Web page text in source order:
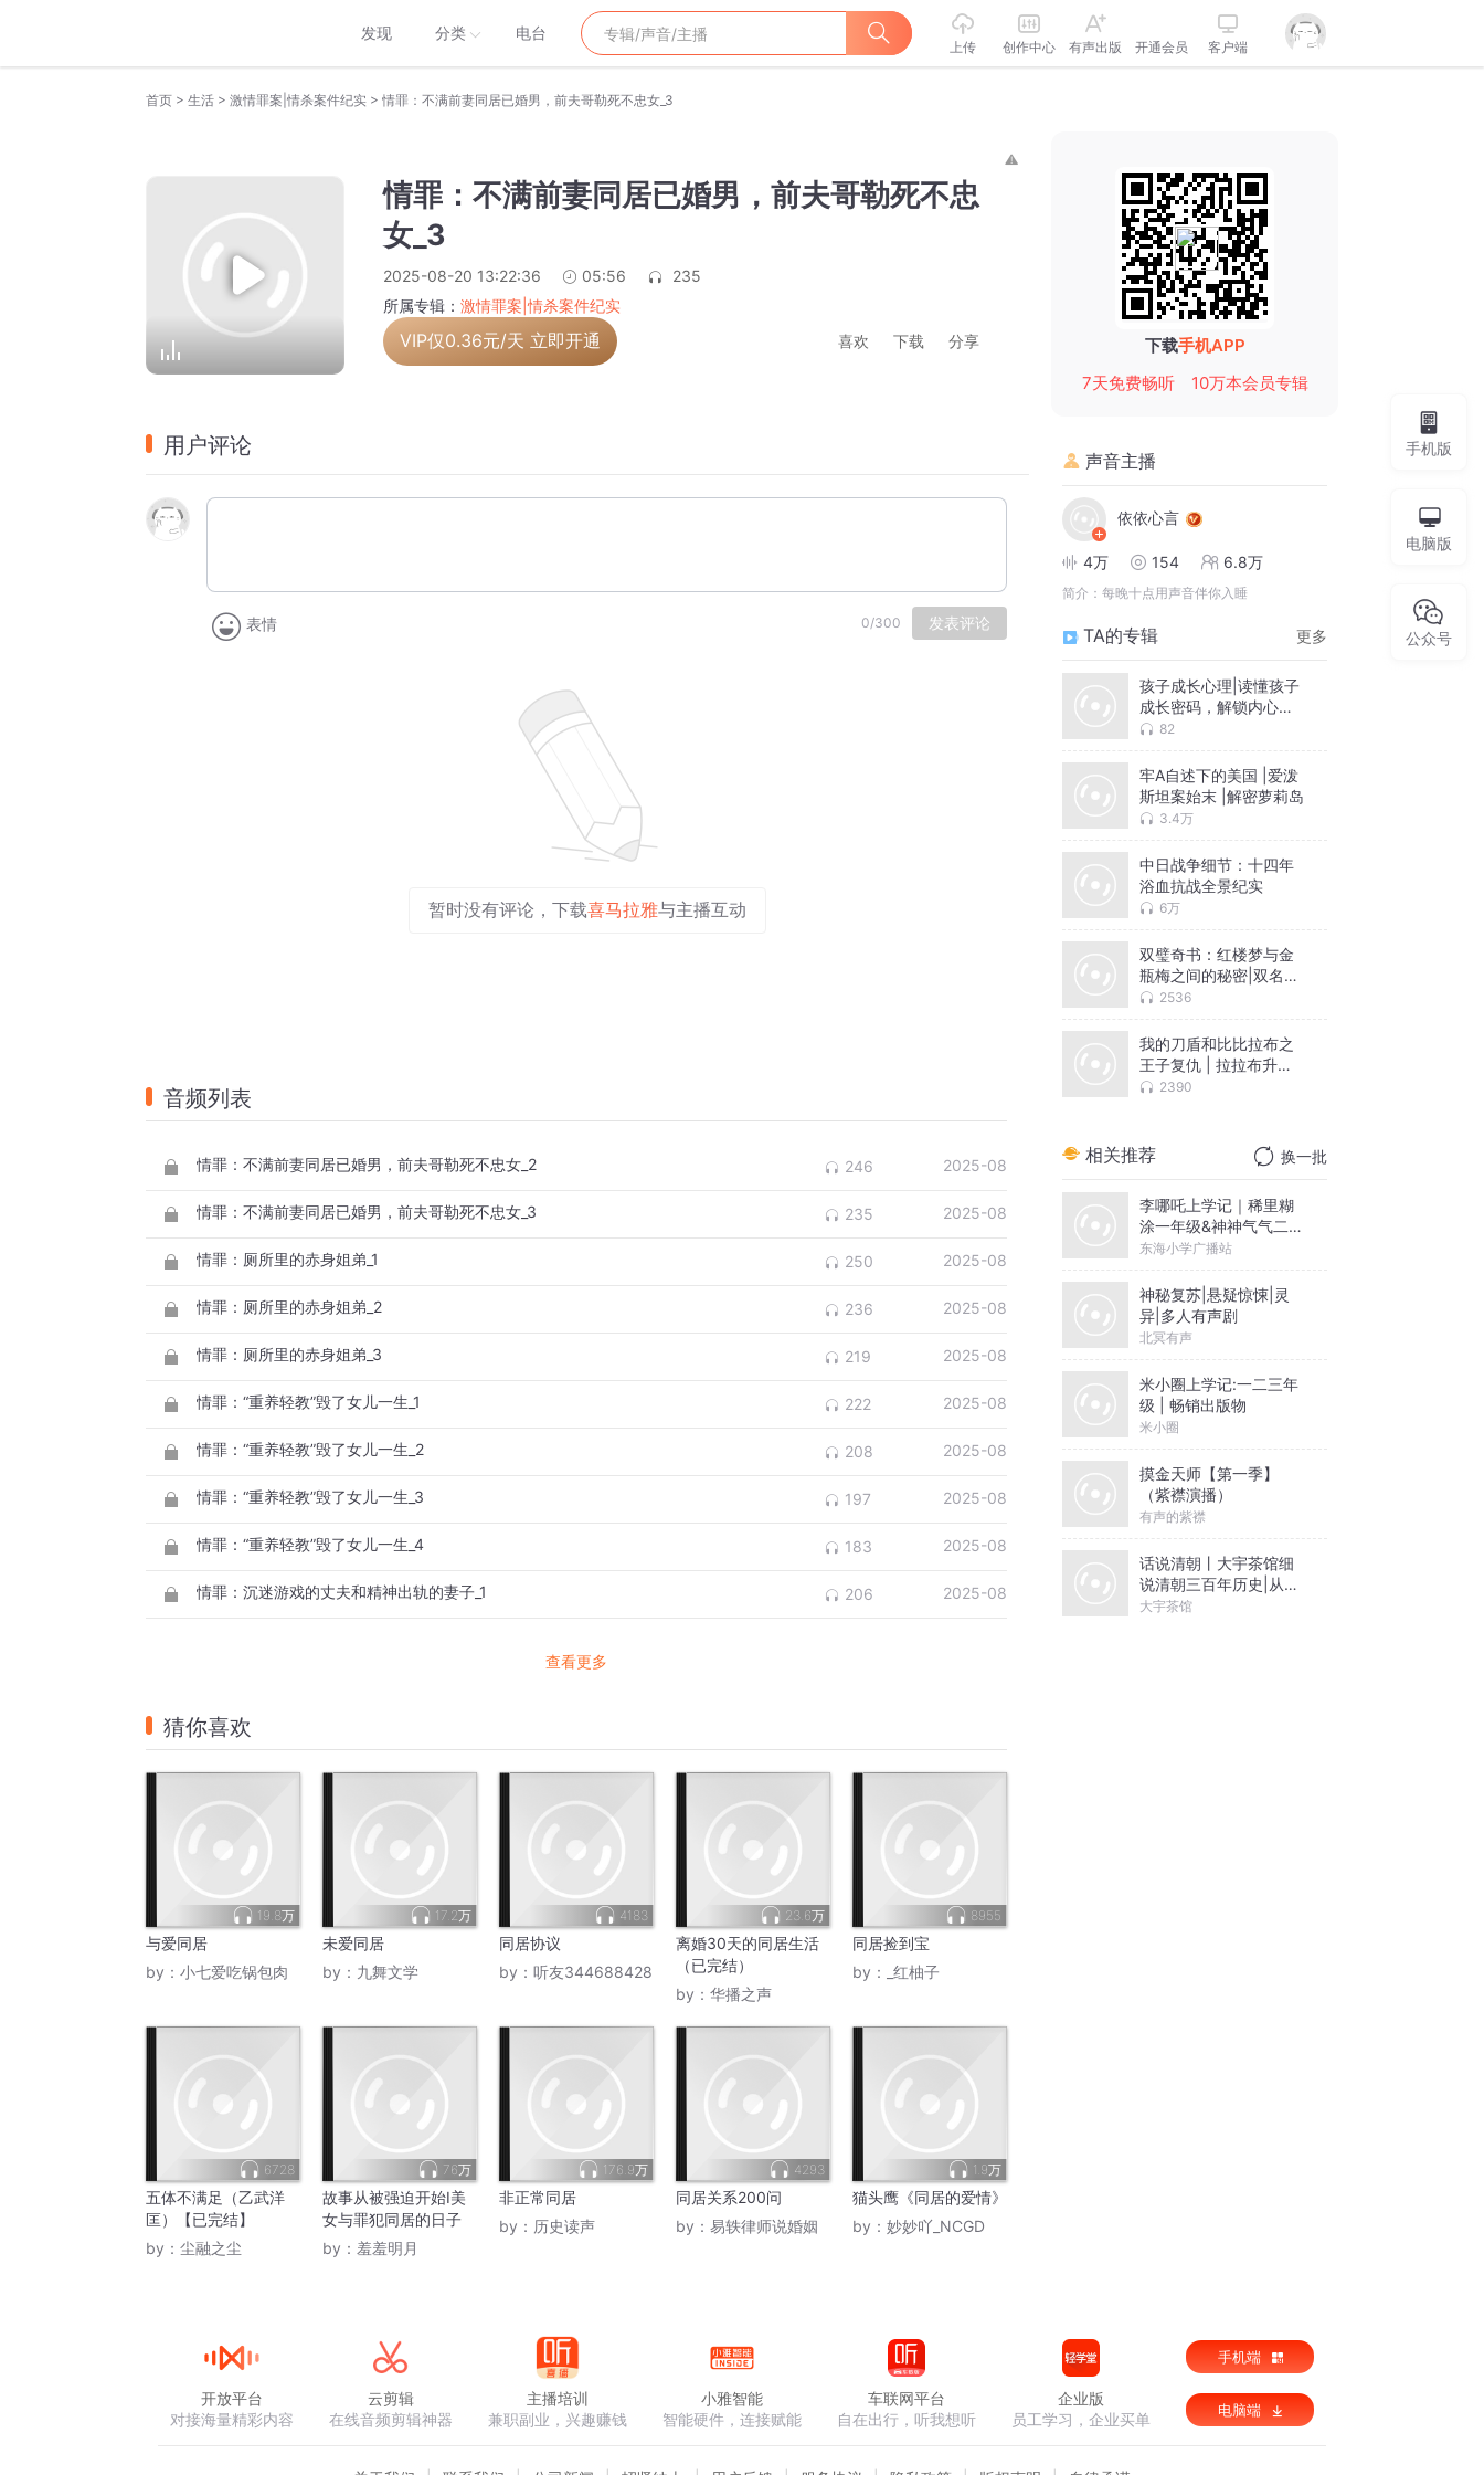
发现 分类 电台
上传 创作中心 有声出版 开通会员 客户端
首页 > 生活 > 激情罪案|情杀案件纪实 > 情罪：不满前妻同居已婚男，前夫哥勒死不忠女_3
情罪：不满前妻同居已婚男，前夫哥勒死不忠
女_3
2025-08-20 13:22:36 05:56
235
所属专辑： 激情罪案|情杀案件纪实
VIP仅0.36元/天 立即开通 喜欢 下载 分享
用户评论
表情 0/300 发表评论
暂时没有评论，下载喜马拉雅与主播互动
音频列表
情罪：不满前妻同居已婚男，前夫哥勒死不忠女_2 246 2025-08
情罪：不满前妻同居已婚男，前夫哥勒死不忠女_3 235 2025-08
情罪：厕所里的赤身姐弟_1 250 2025-08
情罪：厕所里的赤身姐弟_2 236 2025-08
情罪：厕所里的赤身姐弟_3 219 2025-08
情罪：“重养轻教”毁了女儿一生_1 222 2025-08
情罪：“重养轻教”毁了女儿一生_2 208 2025-08
情罪：“重养轻教”毁了女儿一生_3 197 2025-08
情罪：“重养轻教”毁了女儿一生_4 183 2025-08
情罪：沉迷游戏的丈夫和精神出轨的妻子_1 206 2025-08
查看更多
猜你喜欢
19.8万
与爱同居
by： 小七爱吃锅包肉
17.2万
未爱同居
by： 九舞文学
4183
同居协议
by： 听友344688428
23.6万
离婚30天的同居生活
（已完结）
by： 华播之声
8955
同居捡到宝
by：
_红柚子
6728
五体不满足（乙武洋
匡）【已完结】
by： 尘融之尘
76万
故事从被强迫开始I美
女与罪犯同居的日子
by： 羞羞明月
176.9万
非正常同居
by： 历史读声
4293
同居关系200问
by： 易轶律师说婚姻
1.9万
猫头鹰《同居的爱情》
by： 妙妙吖_NCGD
下载手机APP
7天免费畅听
10万本会员专辑
声音主播
依依心言
4万 154 6.8万
简介： 每晚十点用声音伴你入睡
TA的专辑 更多
孩子成长心理|读懂孩子
成长密码，解锁内心隐
秘情绪
82
牢A自述下的美国 |爱泼
斯坦案始末 |解密萝莉岛
3.4万
中日战争细节：十四年
浴血抗战全景纪实
6万
双璧奇书：红楼梦与金
瓶梅之间的秘密|双名著
深度对照
2536
我的刀盾和比比拉布之
王子复仇 | 拉拉布升级
记 2390
相关推荐 换一批
李哪吒上学记｜稀里糊
涂一年级&神神气气二年
级
东海小学广播站
神秘复苏|悬疑惊悚|灵
异|多人有声剧
北冥有声
米小圈上学记:一二三年
级 | 畅销出版物
米小圈
摸金天师【第一季】
（紫襟演播）
有声的紫襟
话说清朝丨大宇茶馆细
说清朝三百年历史|从努
尔哈赤到末代皇帝溥仪|
大宇茶馆
手机版
电脑版
公众号
开放平台
对接海量精彩内容
云剪辑
在线音频剪辑神器
主播培训
兼职副业，兴趣赚钱
小雅智能
智能硬件，连接赋能
车联网平台
自在出行，听我想听
企业版
员工学习，企业买单
手机端
电脑端